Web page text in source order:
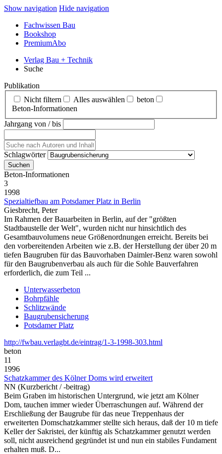
Show navigation Hide navigation
Fachwissen Bau
Bookshop
PremiumAbo
Verlag Bau + Technik
Suche
Publikation
Nicht filtern
Alles auswählen
beton
Beton‑Informationen
Jahrgang von / bis
Schlagwörter
Beton‑Informationen
3
1998
Spezialtiefbau am Potsdamer Platz in Berlin
Giesbrecht, Peter
Im Rahmen der Bauarbeiten in Berlin, auf der "größten
Stadtbaustelle der Welt", wurden nicht nur hinsichtlich des
Gesamtbauvolumens neue Größenordnungen erreicht. Bereits bei
den vorbereitenden Arbeiten wie z.B. der Herstellung der über 20 m
tiefen Baugruben für das Bauvorhaben Daimler-Benz waren sowohl
für den Baugrubenverbau als auch für die Sohle Bauverfahren
erforderlich, die zum Teil ...
Unterwasserbeton
Bohrpfähle
Schlitzwände
Baugrubensicherung
Potsdamer Platz
http://fwbau.verlagbt.de/eintrag/1-3-1998-303.html
beton
11
1996
Schatzkammer des Kölner Doms wird erweitert
NN (Kurzbericht / -beitrag)
Beim Graben im historischen Untergrund, wie jetzt am Kölner
Dom, tauchen immer wieder Überraschungen auf. Während der
Erschließung der Baugrube für das neue Treppenhaus der
erweiterten Domschatzkammer stellte sich heraus, daß der 10 m tiefe
Keller der Sakristei, der künftig als Schatzkammer genutzt werden
soll, nicht ausreichend gegründet ist und nun ein stabiles Fundament
erhalten muß. D...